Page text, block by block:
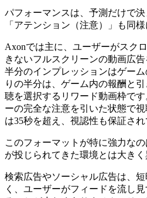
パフォーマンスは、予測だけで決
「アテンション（注意）」も同様
Axonでは主に、ユーザーがスク
きないフルスクリーンの動画広
半分のインプレッションはゲー
りの半分は、ゲーム内の報酬と
聴を選択するリワード動画枠で
ーの完全な注意を引いた状態で
は35秒を超え、視認性も保証され
このフォーマットが特に強力な
が投じられてきた環境とは大きく
検索広告やソーシャル広告は、
く、ユーザーがフィードを流し